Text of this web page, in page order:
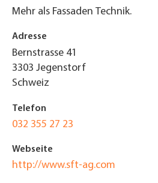
Mehr als Fassaden Technik.
Adresse
Bernstrasse 41
3303 Jegenstorf
Schweiz
Telefon
032 355 27 23
Webseite
http://www.sft-ag.com